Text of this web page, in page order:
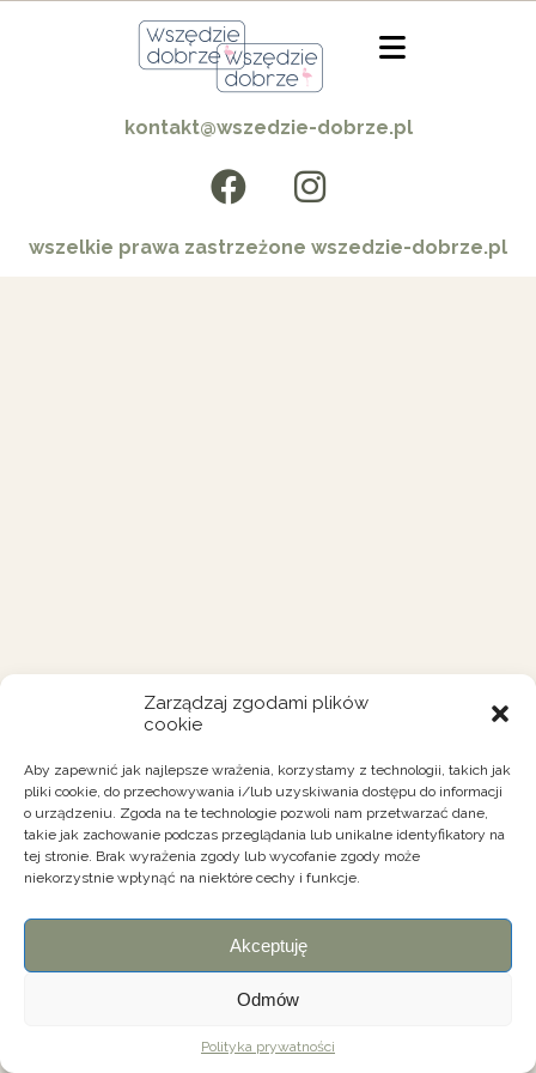
Zarządzaj zgodami plików
cookie
Aby zapewnić jak najlepsze wrażenia, korzystamy z technologii, takich jak
pliki cookie, do przechowywania i/lub uzyskiwania dostępu do informacji
o urządzeniu. Zgoda na te technologie pozwoli nam przetwarzać dane,
takie jak zachowanie podczas przeglądania lub unikalne identyfikatory na
tej stronie. Brak wyrażenia zgody lub wycofanie zgody może
niekorzystnie wpłynąć na niektóre cechy i funkcje.
Akceptuję
Odmów
Polityka prywatności
kontakt@wszedzie-dobrze.pl
wszelkie prawa zastrzeżone wszedzie-dobrze.pl